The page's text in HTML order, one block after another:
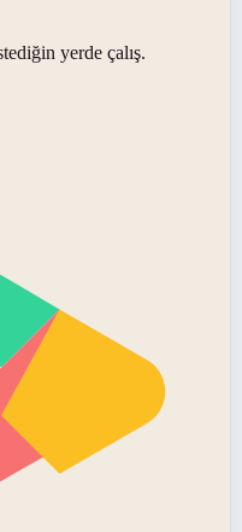
yerde çalış.